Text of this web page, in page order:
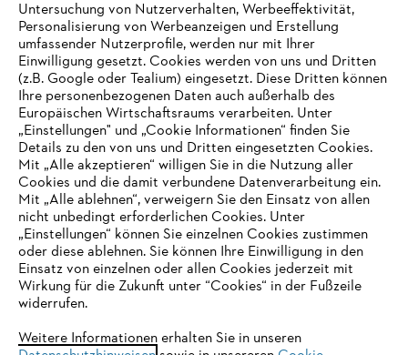
Unternehmen
Online Shop
Service
IHR BROWSER WIRD NICHT
UNTERSTÜTZT
eine optimale Nutzung unserer Seite empfehlen wir Ihnen, zu
Untersuchung von Nutzerverhalten, Werbeeffektivität,
Personalisierung von Werbeanzeigen und Erstellung
umfassender Nutzerprofile, werden nur mit Ihrer
Einwilligung gesetzt. Cookies werden von uns und Dritten
(z.B. Google oder Tealium) eingesetzt. Diese Dritten können
Ihre personenbezogenen Daten auch außerhalb des
Europäischen Wirtschaftsraums verarbeiten. Unter
„Einstellungen" und „Cookie Informationen“ finden Sie
Details zu den von uns und Dritten eingesetzten Cookies.
Mit „Alle akzeptieren“ willigen Sie in die Nutzung aller
Cookies und die damit verbundene Datenverarbeitung ein.
Mit „Alle ablehnen“, verweigern Sie den Einsatz von allen
nicht unbedingt erforderlichen Cookies. Unter
„Einstellungen“ können Sie einzelnen Cookies zustimmen
oder diese ablehnen. Sie können Ihre Einwilligung in den
Einsatz von einzelnen oder allen Cookies jederzeit mit
Wirkung für die Zukunft unter “Cookies“ in der Fußzeile
widerrufen.
Weitere Informationen erhalten Sie in unseren